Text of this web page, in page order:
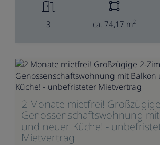
3 ca. 74,17 m2
2 Monate mietfrei!
Genossenschaftswohnung
und neuer Küche! -
Mietvertrag